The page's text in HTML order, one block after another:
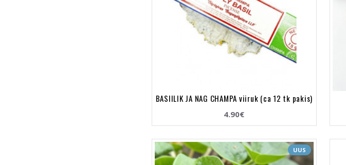
BASIILIK JA NAG CHAMPA viiruk (ca 12 tk pakis)
4.90€
UUS